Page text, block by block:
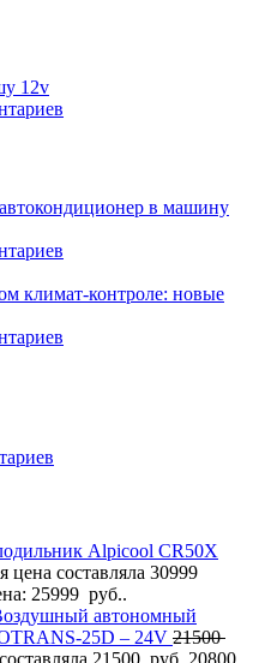
12v
в машину
климат-контроле: новые
Alpicool CR50X
цена составляла 30999
25999 руб..
автономный
25D – 24V 21500